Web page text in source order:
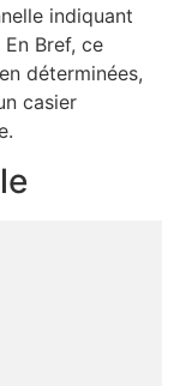
indiquant
Bref, ce
déterminées,
casier